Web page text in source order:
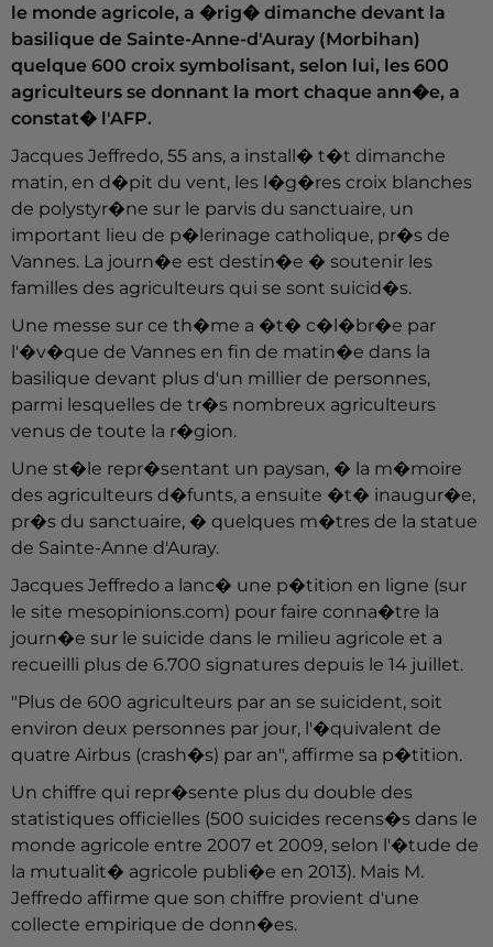
le monde agricole, a �rig� dimanche devant la
basilique de Sainte-Anne-d'Auray (Morbihan)
quelque 600 croix symbolisant, selon lui, les 600
agriculteurs se donnant la mort chaque ann�e, a
constat� l'AFP.
Jacques Jeffredo, 55 ans, a install� t�t dimanche
matin, en d�pit du vent, les l�g�res croix blanches
de polystyr�ne sur le parvis du sanctuaire, un
important lieu de p�lerinage catholique, pr�s de
Vannes. La journ�e est destin�e � soutenir les
familles des agriculteurs qui se sont suicid�s.
Une messe sur ce th�me a �t� c�l�br�e par
l'�v�que de Vannes en fin de matin�e dans la
basilique devant plus d'un millier de personnes,
parmi lesquelles de tr�s nombreux agriculteurs
venus de toute la r�gion.
Une st�le repr�sentant un paysan, � la m�moire
des agriculteurs d�funts, a ensuite �t� inaugur�e,
pr�s du sanctuaire, � quelques m�tres de la statue
de Sainte-Anne d'Auray.
Jacques Jeffredo a lanc� une p�tition en ligne (sur
le site mesopinions.com) pour faire conna�tre la
journ�e sur le suicide dans le milieu agricole et a
recueilli plus de 6.700 signatures depuis le 14 juillet.
"Plus de 600 agriculteurs par an se suicident, soit
environ deux personnes par jour, l'�quivalent de
quatre Airbus (crash�s) par an", affirme sa p�tition.
Un chiffre qui repr�sente plus du double des
statistiques officielles (500 suicides recens�s dans le
monde agricole entre 2007 et 2009, selon l'�tude de
la mutualit� agricole publi�e en 2013). Mais M.
Jeffredo affirme que son chiffre provient d'une
collecte empirique de donn�es.